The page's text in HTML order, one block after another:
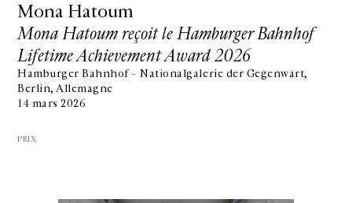
Mona Hatoum
Mona Hatoum reçoit le Hamburger Bahnhof
Lifetime Achievement Award 2026
Hamburger Bahnhof – Nationalgalerie der Gegenwart,
Berlin, Allemagne
14 mars 2026
PRIX